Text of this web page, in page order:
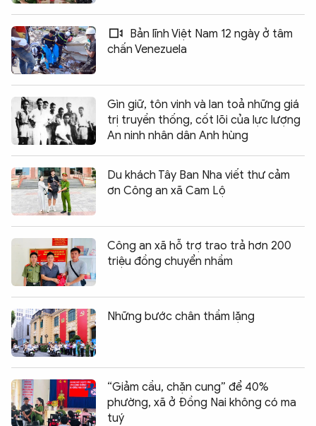
Bản lĩnh Việt Nam 12 ngày ở tâm
chấn Venezuela
Gìn giữ, tôn vinh và lan toả những giá
trị truyền thống, cốt lõi của lực lượng
An ninh nhân dân Anh hùng
Du khách Tây Ban Nha viết thư cảm
ơn Công an xã Cam Lộ
Công an xã hỗ trợ trao trả hơn 200
triệu đồng chuyển nhầm
Những bước chân thầm lặng
“Giảm cầu, chặn cung” để 40%
phường, xã ở Đồng Nai không có ma
tuý